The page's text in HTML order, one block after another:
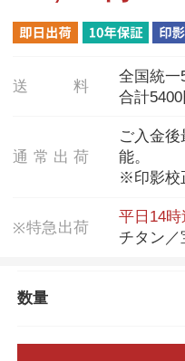
送 料
全国統一
合計
通 常 出 荷
ご入金後
能。
※印影校
※特急出荷
平日14時
チタン／
数量